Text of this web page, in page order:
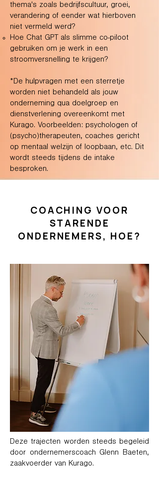
thema's zoals bedrijfscultuur, groei,
verandering of eender wat hierboven
niet vermeld werd?
Hoe Chat GPT als slimme co-piloot
gebruiken om je werk in een
stroomversnelling te krijgen?​
*De hulpvragen met een sterretje
worden niet behandeld als jouw
onderneming qua doelgroep en
dienstverlening overeenkomt met
Kurago. Voorbeelden: psychologen of
(psycho)therapeuten, coaches gericht
op mentaal welzijn of loopbaan, etc. Dit
wordt steeds tijdens de intake
besproken.
COACHING VOOR
STARENDE
ONDERNEMERS, HOE?
Deze trajecten worden steeds begeleid
door ondernemerscoach Glenn Baeten,
zaakvoerder van Kurago.